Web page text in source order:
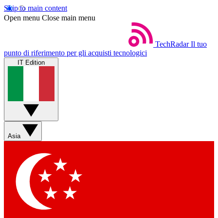
Skip to main content
Open menu Close main menu
TechRadar Il tuo
punto di riferimento per gli acquisti tecnologici
IT Edition
Asia